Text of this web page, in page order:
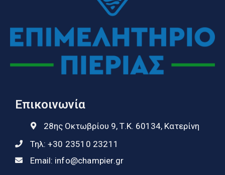
Επικοινωνία
28ης Οκτωβρίου 9, Τ.Κ. 60134, Κατερίνη
Τηλ: +30 23510 23211
Email: info@champier.gr